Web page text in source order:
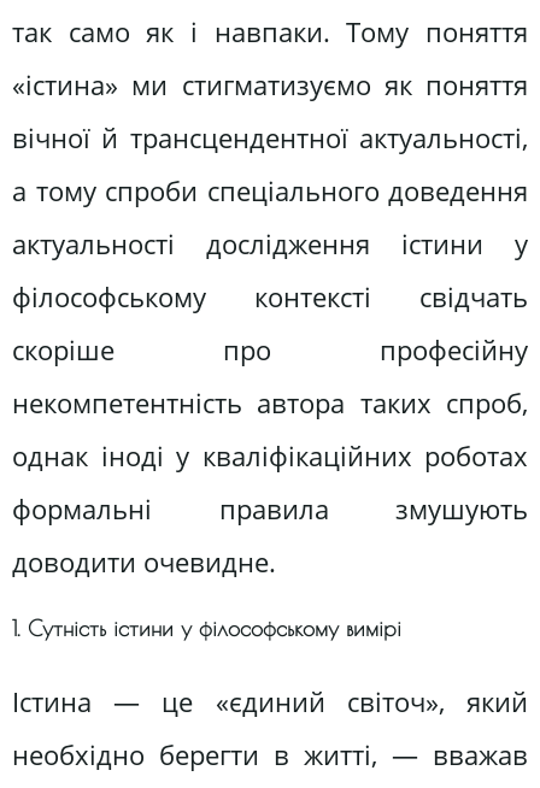
так само як і навпаки. Тому поняття
«істина» ми стигматизуємо як поняття
вічної й трансцендентної актуальності,
а тому спроби спеціального доведення
актуальності дослідження істини у
філософському контексті свідчать
скоріше про професійну
некомпетентність автора таких спроб,
однак іноді у кваліфікаційних роботах
формальні правила змушують
доводити очевидне.
1. Сутність істини у філософському вимірі
Істина — це «єдиний світоч», який
необхідно берегти в житті, — вважав